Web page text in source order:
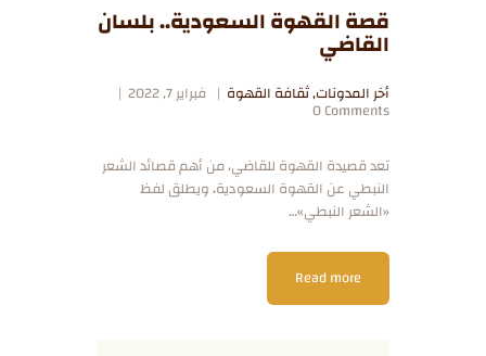
قصة القهوة السعودية.. بلسان
القاضي
أخر المدونات,ثقافة القهوة فبراير 7, 2022
0Comments
تعد قصيدة القهوة للقاضي، من أهم قصائد الشعر
النبطي عن القهوة السعودية، ويطلق لفظ
«الشعر النبطي»…
Read more